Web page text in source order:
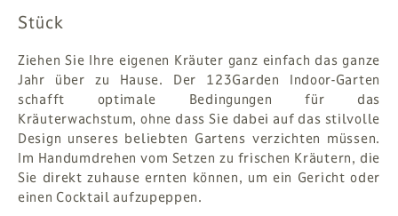
Stück
Ziehen Sie Ihre eigenen Kräuter ganz einfach das ganze
Jahr über zu Hause. Der 123Garden Indoor-Garten
schafft optimale Bedingungen für das
Kräuterwachstum, ohne dass Sie dabei auf das stilvolle
Design unseres beliebten Gartens verzichten müssen.
Im Handumdrehen vom Setzen zu frischen Kräutern, die
Sie direkt zuhause ernten können, um ein Gericht oder
einen Cocktail aufzupeppen.